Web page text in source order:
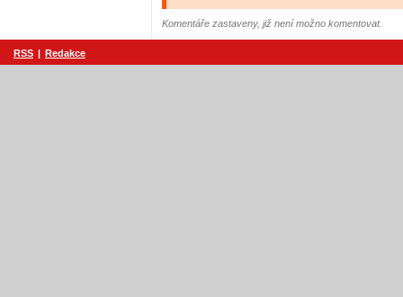
Komentáře zastaveny, již není možno komentovat.
RSS | Redakce